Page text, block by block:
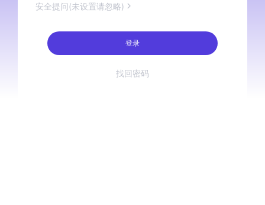
安全提问(未设置请忽略)
登录
找回密码